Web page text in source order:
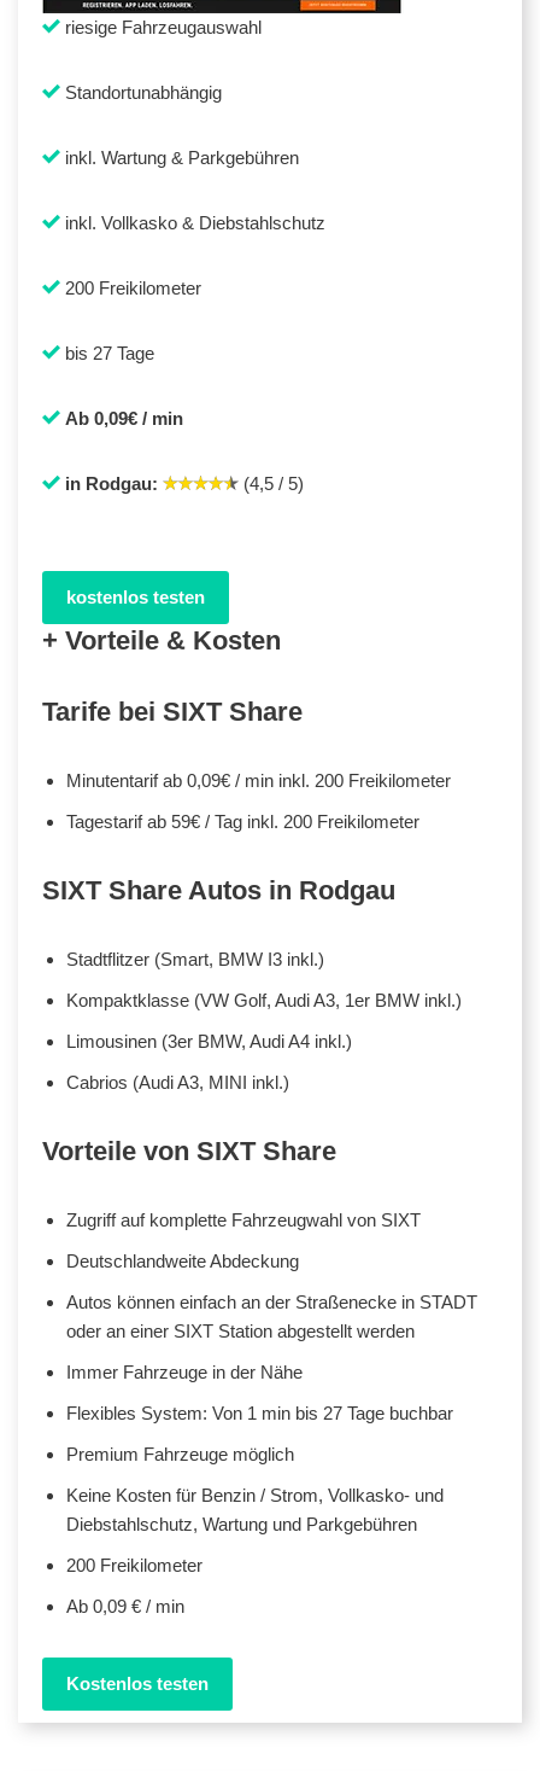
riesige Fahrzeugauswahl
Standortunabhängig
inkl. Wartung & Parkgebühren
inkl. Vollkasko & Diebstahlschutz
200 Freikilometer
bis 27 Tage
Ab 0,09€ / min
in Rodgau: (4,5 / 5)
kostenlos testen
+ Vorteile & Kosten
Tarife bei SIXT Share
Minutentarif ab 0,09€ / min inkl. 200 Freikilometer
Tagestarif ab 59€ / Tag inkl. 200 Freikilometer
SIXT Share Autos in Rodgau
Stadtflitzer (Smart, BMW I3 inkl.)
Kompaktklasse (VW Golf, Audi A3, 1er BMW inkl.)
Limousinen (3er BMW, Audi A4 inkl.)
Cabrios (Audi A3, MINI inkl.)
Vorteile von SIXT Share
Zugriff auf komplette Fahrzeugwahl von SIXT
Deutschlandweite Abdeckung
Autos können einfach an der Straßenecke in STADT
oder an einer SIXT Station abgestellt werden
Immer Fahrzeuge in der Nähe
Flexibles System: Von 1 min bis 27 Tage buchbar
Premium Fahrzeuge möglich
Keine Kosten für Benzin / Strom, Vollkasko- und
Diebstahlschutz, Wartung und Parkgebühren
200 Freikilometer
Ab 0,09 € / min
Kostenlos testen